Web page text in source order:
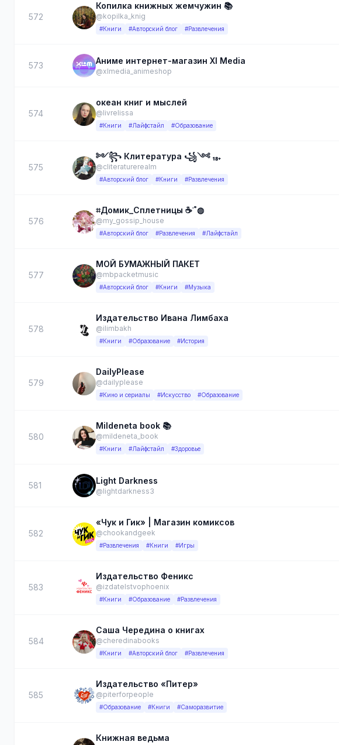
572
Копилка книжных жемчужин 📚
@kopilka_knig
#Книги #Авторский блог #Развлечения
573 Аниме интернет-магазин Xl Media
@xlmedia_animeshop
574
океан книг и мыслей
@livrelissa
#Книги #Лайфстайл #Образование
575
༻꧂​ Клитература ꧁༺ ₁₈₊​
@cliteraturerealm
#Авторский блог #Книги #Развлечения
576
⌗Домик_Сплетницы ☕️˓˚◍
@my_gossip_house
#Авторский блог #Развлечения #Лайфстайл
577
МОЙ БУМАЖНЫЙ ПАКЕТ
@mbpacketmusic
#Авторский блог #Книги #Музыка
578
Издательство Ивана Лимбаха
@ilimbakh
#Книги #Образование #История
579
DailyPlease
@dailyplease
#Кино и сериалы #Искусство #Образование
580
Mildeneta book 📚
@mildeneta_book
#Книги #Лайфстайл #Здоровье
581 Light Darkness
@lightdarkness3
582
«Чук и Гик» | Магазин комиксов
@chookandgeek
#Развлечения #Книги #Игры
583
Издательство Феникс
@izdatelstvophoenix
#Книги #Образование #Развлечения
584
Саша Чередина о книгах
@cheredinabooks
#Книги #Авторский блог #Развлечения
585
Издательство «Питер»
@piterforpeople
#Образование #Книги #Саморазвитие
Книжная ведьма